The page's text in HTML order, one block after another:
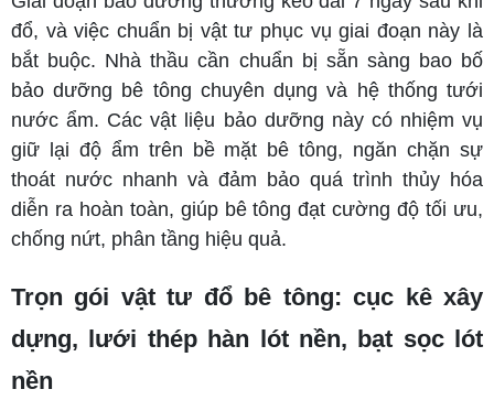
đổ, và việc chuẩn bị vật tư phục vụ giai đoạn này là
bắt buộc. Nhà thầu cần chuẩn bị sẵn sàng bao bố
bảo dưỡng bê tông chuyên dụng và hệ thống tưới
nước ẩm. Các vật liệu bảo dưỡng này có nhiệm vụ
giữ lại độ ẩm trên bề mặt bê tông, ngăn chặn sự
thoát nước nhanh và đảm bảo quá trình thủy hóa
diễn ra hoàn toàn, giúp bê tông đạt cường độ tối ưu,
chống nứt, phân tầng hiệu quả.
Trọn gói vật tư đổ bê tông: cục kê xây
dựng, lưới thép hàn lót nền, bạt sọc lót
nền